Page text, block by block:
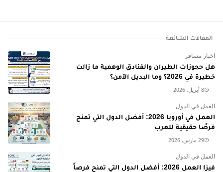
المقالات الشائعة
اخبار مسافر
هل حجوزات الطيران والفنادق الوهمية ما زالت
خطيرة في 2026؟ وما البديل الآمن؟
8 أبريل, 2026
العمل في الدول
العمل في أوروبا 2026: أفضل الدول التي تمنح
فرصًا حقيقية للعرب
29 مارس, 2026
العمل في الدول
فيزا العمل 2026: أفضل الدول التي تمنح فرصاً